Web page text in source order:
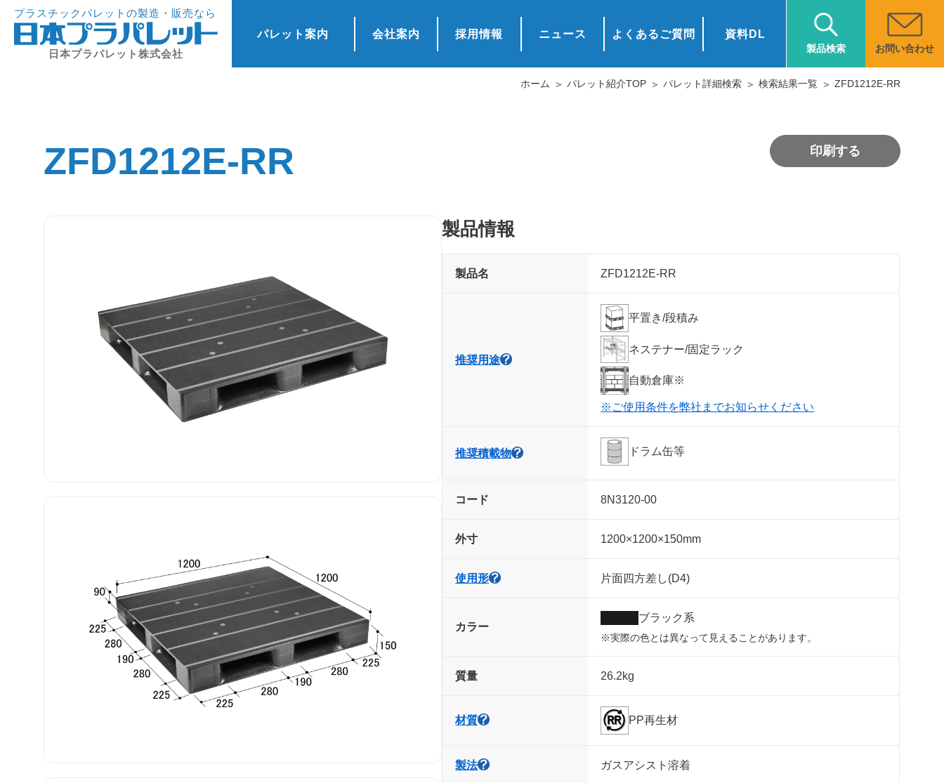
プラスチックパレットの製造・販売なら
日本プラパレット株式会社
パレット案内 会社案内 採用情報 ニュース よくあるご質問 資料DL
製品検索 お問い合わせ
ホーム パレット紹介TOP パレット詳細検索 検索結果一覧 ZFD1212E-RR
ZFD1212E-RR 印刷する
製品情報
製品名 ZFD1212E-RR
推奨用途
平置き/段積み
ネステナー/固定ラック
自動倉庫※
※ご使用条件を弊社までお知らせください
推奨積載物 ドラム缶等
コード 8N3120-00
外寸 1200×1200×150mm
使用形 片面四方差し(D4)
カラー
ブラック系
※実際の色とは異なって見えることがあります。
質量 26.2kg
材質 PP再生材
製法 ガスアシスト溶着